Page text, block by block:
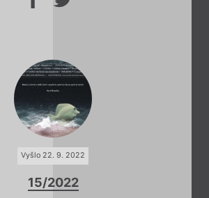
Vyšlo 22. 9. 2022
15/2022